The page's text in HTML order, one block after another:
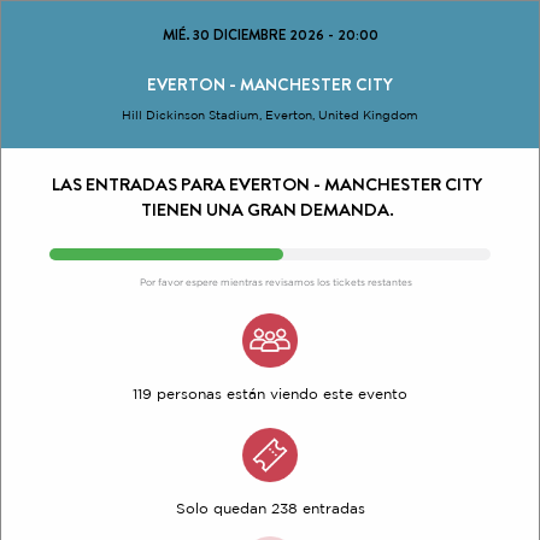
MIÉ. 30 DICIEMBRE 2026 - 20:00
EVERTON - MANCHESTER CITY
Hill Dickinson Stadium, Everton, United Kingdom
LAS ENTRADAS PARA EVERTON - MANCHESTER CITY
TIENEN UNA GRAN DEMANDA.
Por favor espere mientras revisamos los tickets restantes
119 personas están viendo este evento
Solo quedan 238 entradas